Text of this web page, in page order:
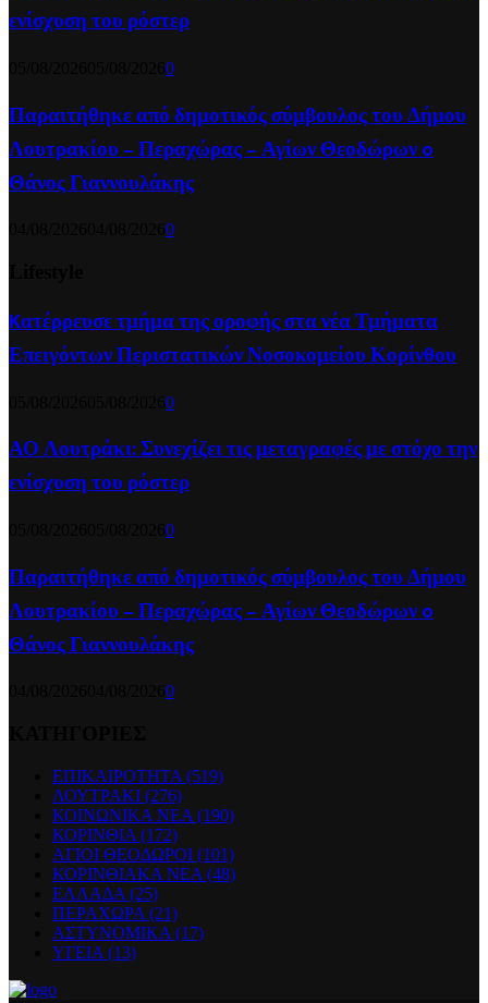
ενίσχυση του ρόστερ
0
Παραιτήθηκε από δημοτικός σύμβουλος του Δήμου
Λουτρακίου – Περαχώρας – Αγίων Θεοδώρων o
Θάνος Γιαννουλάκης
0
Kατέρρευσε τμήμα της οροφής στα νέα Τμήματα
Επειγόντων Περιστατικών Νοσοκομείου Κορίνθου
0
ΑΟ Λουτράκι: Συνεχίζει τις μεταγραφές με στόχο την
ενίσχυση του ρόστερ
0
Παραιτήθηκε από δημοτικός σύμβουλος του Δήμου
Λουτρακίου – Περαχώρας – Αγίων Θεοδώρων o
Θάνος Γιαννουλάκης
0
ΕΠΙΚΑΙΡΟΤΗΤΑ (519)
ΛΟΥΤΡΑΚΙ (276)
ΚΟΙΝΩΝΙΚΑ ΝΕΑ (190)
ΚΟΡΙΝΘΙΑ (172)
ΑΓΙΟΙ ΘΕΟΔΩΡΟΙ (101)
ΚΟΡΙΝΘΙΑΚΑ ΝΕΑ (48)
ΕΛΛΑΔΑ (25)
ΠΕΡΑΧΩΡΑ (21)
ΑΣΤΥΝΟΜΙΚΑ (17)
ΥΓΕΙΑ (13)